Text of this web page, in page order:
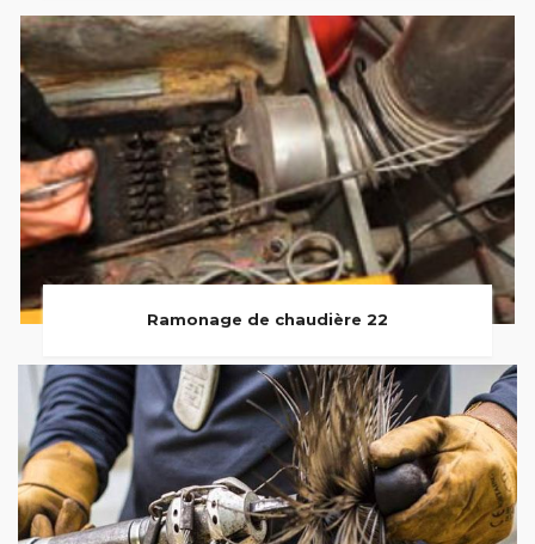
Ramonage de chaudière 22